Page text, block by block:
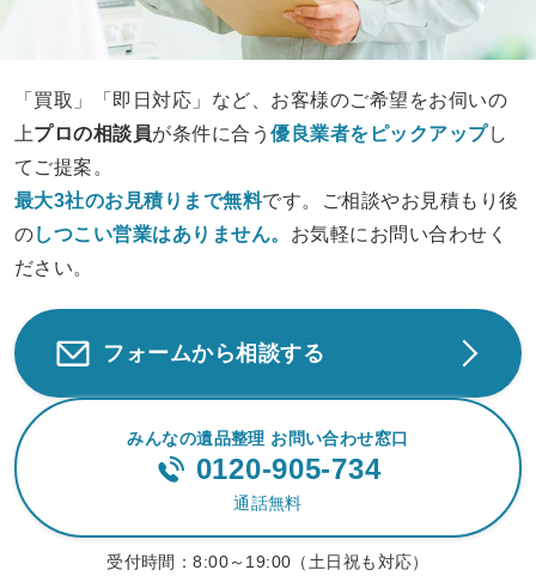
「買取」「即日対応」など、お客様のご希望をお伺いの
上プロの相談員が条件に合う優良業者をピックアップし
てご提案。
最大3社のお見積りまで無料です。ご相談やお見積もり後
のしつこい営業はありません。 お気軽にお問い合わせく
ださい。
フォームから相談する
みんなの遺品整理 お問い合わせ窓口
0120-905-734
通話無料
受付時間：8:00～19:00（土日祝も対応）